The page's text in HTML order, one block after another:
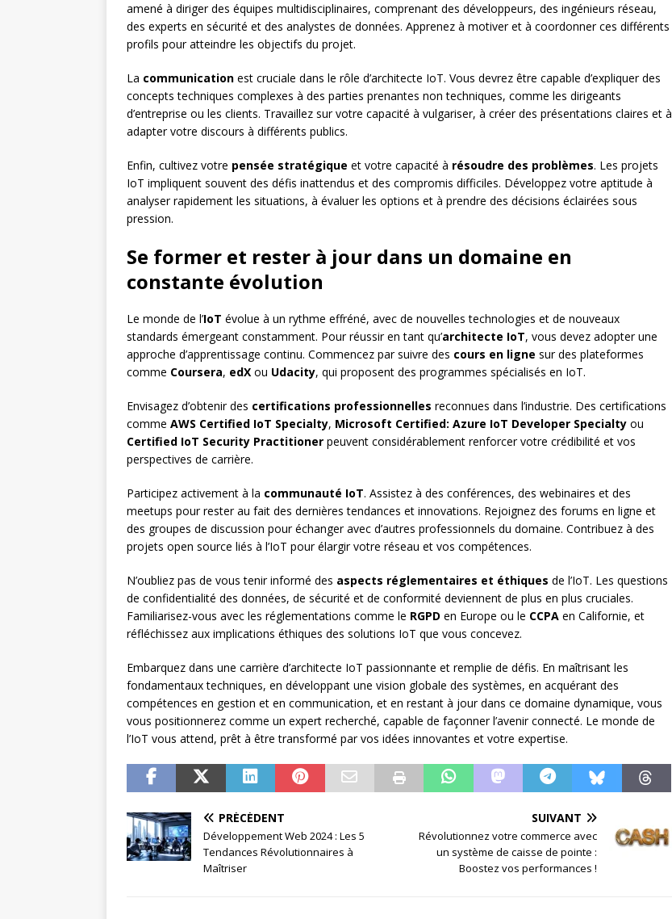
amené à diriger des équipes multidisciplinaires, comprenant des développeurs, des ingénieurs réseau,
des experts en sécurité et des analystes de données. Apprenez à motiver et à coordonner ces différents
profils pour atteindre les objectifs du projet.
La communication est cruciale dans le rôle d’architecte IoT. Vous devrez être capable d’expliquer des
concepts techniques complexes à des parties prenantes non techniques, comme les dirigeants
d’entreprise ou les clients. Travaillez sur votre capacité à vulgariser, à créer des présentations claires et à
adapter votre discours à différents publics.
Enfin, cultivez votre pensée stratégique et votre capacité à résoudre des problèmes. Les projets
IoT impliquent souvent des défis inattendus et des compromis difficiles. Développez votre aptitude à
analyser rapidement les situations, à évaluer les options et à prendre des décisions éclairées sous
pression.
Se former et rester à jour dans un domaine en
constante évolution
Le monde de l’IoT évolue à un rythme effréné, avec de nouvelles technologies et de nouveaux
standards émergeant constamment. Pour réussir en tant qu’architecte IoT, vous devez adopter une
approche d’apprentissage continu. Commencez par suivre des cours en ligne sur des plateformes
comme Coursera, edX ou Udacity, qui proposent des programmes spécialisés en IoT.
Envisagez d’obtenir des certifications professionnelles reconnues dans l’industrie. Des certifications
comme AWS Certified IoT Specialty, Microsoft Certified: Azure IoT Developer Specialty ou
Certified IoT Security Practitioner peuvent considérablement renforcer votre crédibilité et vos
perspectives de carrière.
Participez activement à la communauté IoT. Assistez à des conférences, des webinaires et des
meetups pour rester au fait des dernières tendances et innovations. Rejoignez des forums en ligne et
des groupes de discussion pour échanger avec d’autres professionnels du domaine. Contribuez à des
projets open source liés à l’IoT pour élargir votre réseau et vos compétences.
N’oubliez pas de vous tenir informé des aspects réglementaires et éthiques de l’IoT. Les questions
de confidentialité des données, de sécurité et de conformité deviennent de plus en plus cruciales.
Familiarisez-vous avec les réglementations comme le RGPD en Europe ou le CCPA en Californie, et
réfléchissez aux implications éthiques des solutions IoT que vous concevez.
Embarquez dans une carrière d’architecte IoT passionnante et remplie de défis. En maîtrisant les
fondamentaux techniques, en développant une vision globale des systèmes, en acquérant des
compétences en gestion et en communication, et en restant à jour dans ce domaine dynamique, vous
vous positionnerez comme un expert recherché, capable de façonner l’avenir connecté. Le monde de
l’IoT vous attend, prêt à être transformé par vos idées innovantes et votre expertise.
PRÉCÉDENT
Développement Web 2024 : Les 5
Tendances Révolutionnaires à
Maîtriser
SUIVANT
Révolutionnez votre commerce avec
un système de caisse de pointe :
Boostez vos performances !